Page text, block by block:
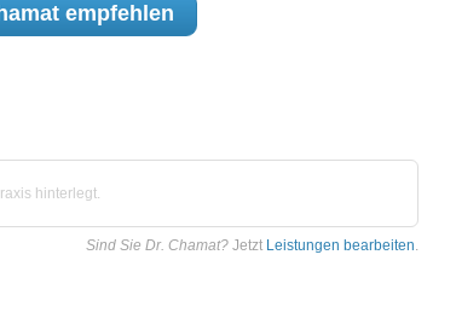
empfehlen
hinterlegt.
Sind Sie Dr. Chamat? Jetzt Leistungen bearbeiten.